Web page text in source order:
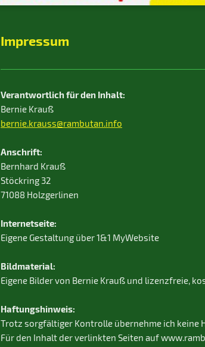
Impressum
Verantwortlich für den Inhalt:
Bernie Krauß
bernie.krauss@rambutan.info
Anschrift:
Bernhard Krauß
Stöckring 32
71088 Holzgerlinen
Internetseite:
Eigene Gestaltung über 1&1 MyWebsite
Bildmaterial:
Eigene Bilder von Bernie Krauß und lizenzfreie,
Haftungshinweis:
Trotz sorgfältiger Kontrolle übernehme ich keine
Für den Inhalt der verlinkten Seiten auf